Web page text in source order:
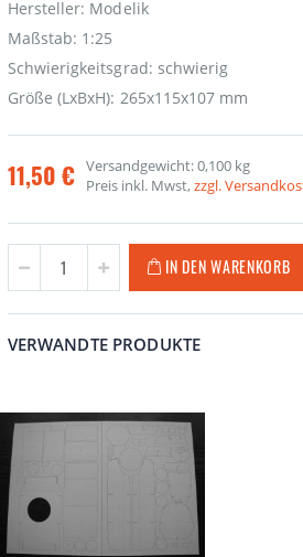
Hersteller: Modelik
Maßstab: 1:25
Schwierigkeitsgrad: schwierig
Größe (LxBxH): 265x115x107 mm
11,50 € Versandgewicht: 0,100 kg
Preis inkl. Mwst,zzgl.
IN DEN WARENKORB
VERWANDTE PRODUKTE